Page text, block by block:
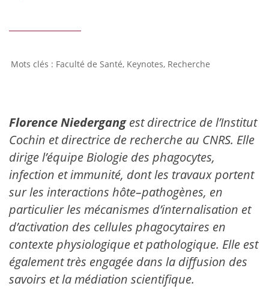
Faculté de Santé, Keynotes, Recherche
Florence Niedergangest directrice de l’Institut
Cochin et directrice de recherche au CNRS. Elle
dirige l’équipe Biologie des phagocytes,
infection et immunité, dont les travaux portent
sur les interactions hôte–pathogènes, en
particulier les mécanismes d’internalisation et
d’activation des cellules phagocytaires en
contexte physiologique et pathologique. Elle est
également très engagée dans la diffusion des
savoirs et la médiation scientifique.